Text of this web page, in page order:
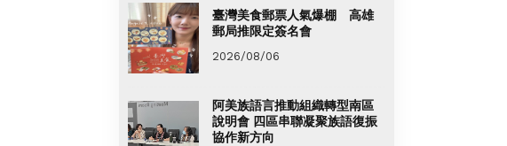
臺灣美食郵票人氣爆棚 高雄
郵局推限定簽名會
2026/08/06
阿美族語言推動組織轉型南區
說明會 四區串聯凝聚族語復振
協作新方向